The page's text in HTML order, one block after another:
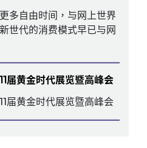
多自由时间，与网上世界
世代的消费模式早已与网
届黄金时代展览暨高峰会
届黄金时代展览暨高峰会